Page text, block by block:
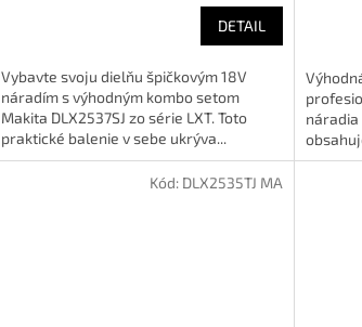
DETAIL
Vybavte svoju dielňu špičkovým 18V
náradím s výhodným kombo setom
Makita DLX2537SJ zo série LXT. Toto
praktické balenie v sebe ukrýva...
náradia
Kód: DLX2535TJ MA